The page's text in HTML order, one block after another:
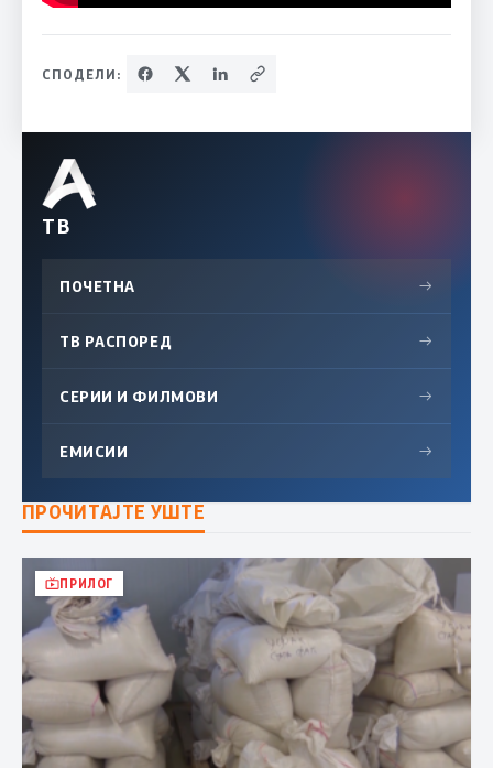
СПОДЕЛИ:
ТВ
ПОЧЕТНА →
ТВ РАСПОРЕД →
СЕРИИ И ФИЛМОВИ →
ЕМИСИИ →
ПРОЧИТАЈТЕ УШТЕ
ПРИЛОГ